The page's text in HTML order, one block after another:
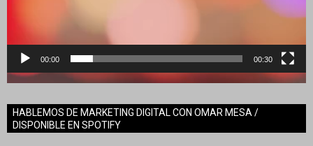
00:00 00:30
HABLEMOS DE MARKETING DIGITAL CON OMAR MESA /
DISPONIBLE EN SPOTIFY